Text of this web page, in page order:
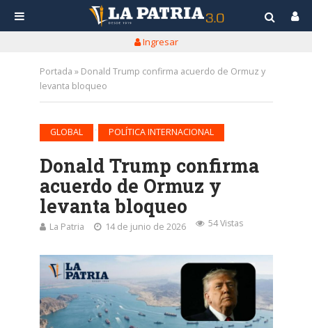
Ingresar
Portada » Donald Trump confirma acuerdo de Ormuz y
levanta bloqueo
GLOBAL POLÍTICA INTERNACIONAL
Donald Trump confirma
acuerdo de Ormuz y
levanta bloqueo
La Patria 14 de junio de 2026 54 Vistas